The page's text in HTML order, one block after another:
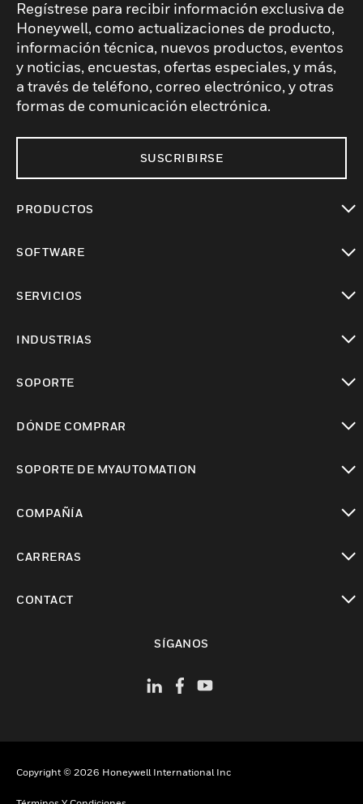
Regístrese para recibir información exclusiva de
Honeywell, como actualizaciones de producto,
información técnica, nuevos productos, eventos
y noticias, encuestas, ofertas especiales, y más,
a través de teléfono, correo electrónico, y otras
formas de comunicación electrónica.
SUSCRIBIRSE
PRODUCTOS
SOFTWARE
SERVICIOS
INDUSTRIAS
SOPORTE
DÓNDE COMPRAR
SOPORTE DE MYAUTOMATION
COMPAÑÍA
CARRERAS
CONTACT
SÍGANOS
Copyright © 2026 Honeywell International Inc